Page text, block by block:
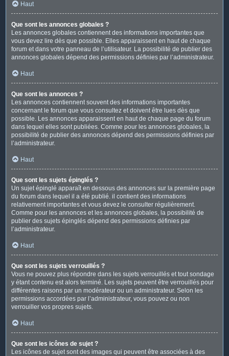
Haut
Que sont les annonces globales ?
Les annonces globales contiennent des informations importantes que
vous devez lire dès que possible. Elles apparaissent en haut de chaque
forum et dans votre panneau de l’utilisateur. La possibilité de publier des
annonces globales dépend des permissions définies par l’administrateur.
Haut
Que sont les annonces ?
Les annonces contiennent souvent des informations importantes
concernant le forum que vous consultez et doivent être lues dès que
possible. Les annonces apparaissent en haut de chaque page du forum
dans lequel elles sont publiées. Comme pour les annonces globales, la
possibilité de publier des annonces dépend des permissions définies par
l’administrateur.
Haut
Que sont les sujets épinglés ?
Un sujet épinglé apparaît en dessous des annonces sur la première page
du forum dans lequel il a été publié. il contient des informations
relativement importantes et vous devez le consulter régulièrement.
Comme pour les annonces et les annonces globales, la possibilité de
publier des sujets épinglés dépend des permissions définies par
l’administrateur.
Haut
Que sont les sujets verrouillés ?
Vous ne pouvez plus répondre dans les sujets verrouillés et tout sondage
y étant contenu est alors terminé. Les sujets peuvent être verrouillés pour
différentes raisons par un modérateur ou un administrateur. Selon les
permissions accordées par l’administrateur, vous pouvez ou non
verrouiller vos propres sujets.
Haut
Que sont les icônes de sujet ?
Les icônes de sujet sont des images qui peuvent être associées à des